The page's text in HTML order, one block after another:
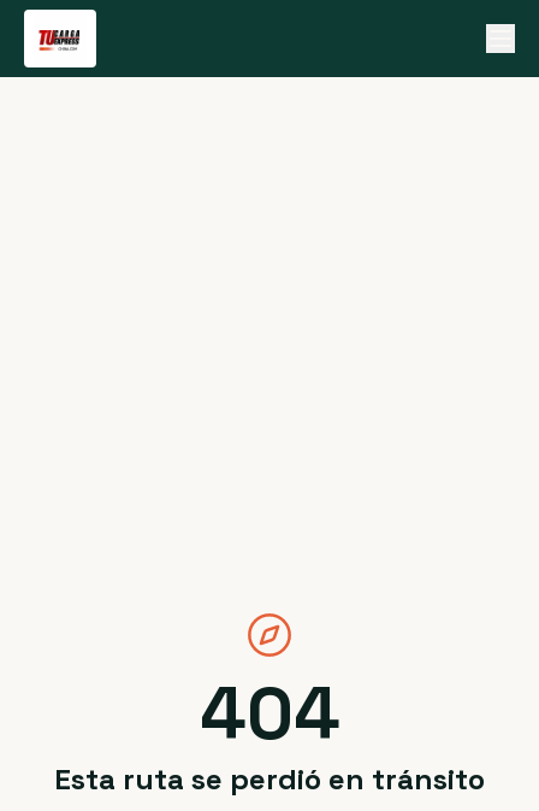
404
Esta ruta se perdió en tránsito